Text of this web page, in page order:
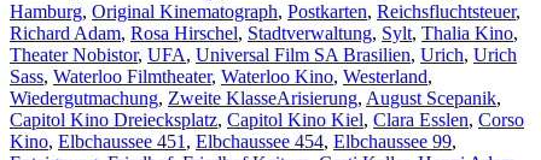
Hamburg, Original Kinematograph, Postkarten, Reichsfluchtsteuer,
Richard Adam, Rosa Hirschel, Stadtverwaltung, Sylt, Thalia Kino,
Theater Nobistor, UFA, Universal Film SA Brasilien, Urich, Urich
Sass, Waterloo Filmtheater, Waterloo Kino, Westerland,
Wiedergutmachung, Zweite KlasseSchlagwörter
Arisierung, August Scepanik,
Capitol Kino Dreiecksplatz, Capitol Kino Kiel, Clara Esslen, Corso
Kino, Elbchaussee 451 , Elbchaussee 454, Elbchaussee 99,